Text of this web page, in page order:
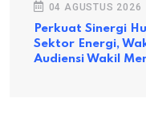
04 AGUSTUS 2026
Perkuat Sinergi
Sektor Energi,
Audiensi Wakil